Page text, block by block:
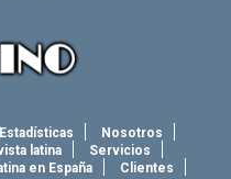
Estadísticas
Nosotros
latina
Servicios
en España
Clientes